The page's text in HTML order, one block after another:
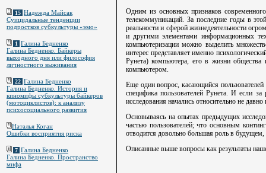
Одним из основных признаков
телекоммуникаций. За последние годы в
реальности и сферой жизнедеятельности
и другими элементами информационных
компьютеризации можно выделить
интерес представляет именно
Рунета) компьютера, его в жизни общества
компьютером.
Еще один вопрос, касающийся пользователей
специфика пользователей Рунета. И если
исследования начались относительно не
Основываясь на опытах предыдущих
частью пользователей; что основным
отводится довольно большая роль в
Описанные выше вопросы как результаты
15 Надежда Майсак
Суицидальные тенденции
подростков субкультуры «эмо»
1 Галина Бедненко
Галина Бедненко. Байкеры
выходного дня или философия
личностного выживания
22 Галина Бедненко
Галина Бедненко. История и
киномифы субкультуры байкеров
(мотоциклистов): к анализу
психосоциального развития
Наталья Коган
Ошибки восприятия риска
7 Галина Бедненко
Галина Бедненко. Пространство
мифа